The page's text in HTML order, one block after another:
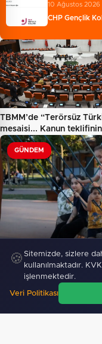
10 Ağustos 2026
CHP Gençlik
TBMM’de “Terörsüz
mesaisi... Kanun
GÜNDEM
Derince Sağlıklı
569
"Bakan Gürlek:
🍪 Sitemizde, sizlere
kullanılmaktadır.
işlenmektedir.
Veri Politikası